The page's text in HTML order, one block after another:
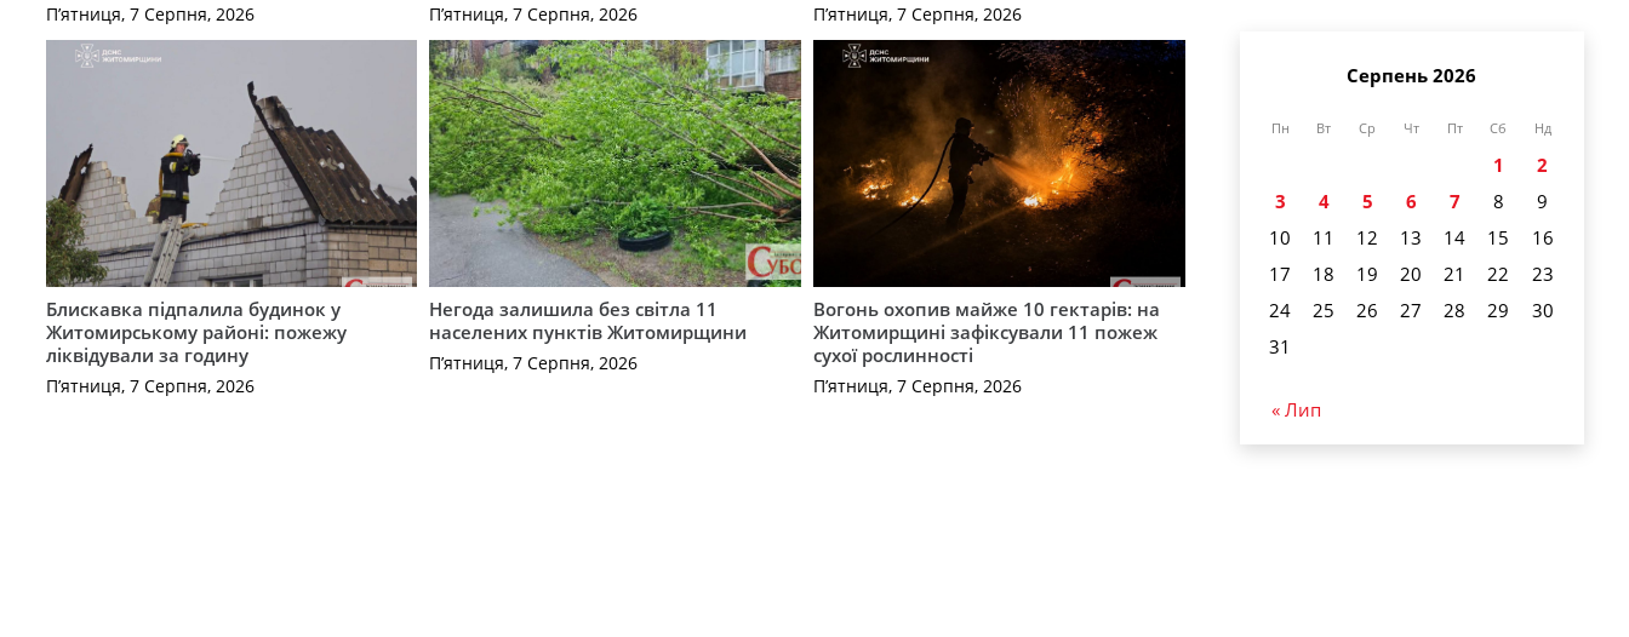
П’ятниця, 7 Серпня, 2026 П’ятниця, 7 Серпня, 2026 П’ятниця, 7 Серпня, 2026
Блискавка підпалила будинок у
Житомирському районі: пожежу
ліквідували за годину
П’ятниця, 7 Серпня, 2026
Негода залишила без світла 11
населених пунктів Житомирщини
П’ятниця, 7 Серпня, 2026
Вогонь охопив майже 10 гектарів: на
Житомирщині зафіксували 11 пожеж
сухої рослинності
П’ятниця, 7 Серпня, 2026
Серпень 2026
Пн Вт Ср Чт Пт Сб Нд
1
2
3
4 5 6 7 8
9
10
11 12 13 14 15
16
17
18 19 20 21 22
23
24
25 26 27 28 29
30
31
« Лип